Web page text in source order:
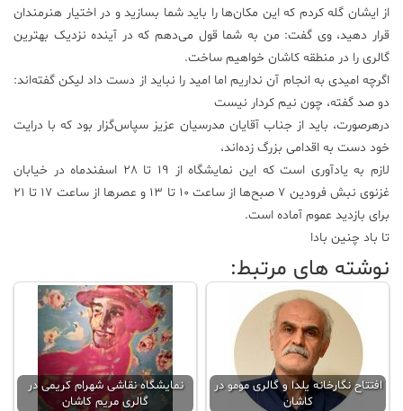
از ایشان گله کردم که این مکان‌ها را باید شما بسازید و در اختیار هنرمندان
قرار دهید، وی گفت: من به شما قول می‌دهم که در آینده نزدیک بهترین
گالری را در منطقه کاشان خواهیم ساخت.
اگرچه امیدی به انجام آن نداریم اما امید را نباید از دست داد لیکن گفته‌اند:
دو صد گفته، چون نیم کردار نیست
درهرصورت، باید از جناب آقایان مدرسیان عزیز سپاس‌گزار بود که با درایت
خود دست به اقدامی بزرگ زده‌اند،
لازم به یادآوری است که این نمایشگاه از ۱۹ تا ۲۸ اسفندماه در خیابان
غزنوی نبش فرودین ۷ صبح‌ها از ساعت ۱۰ تا ۱۳ و عصرها از ساعت ۱۷ تا ۲۱
برای بازدید عموم آماده است.
تا باد چنین بادا
نوشته های مرتبط:
افتتاح نگارخانه یلدا و گالری مومو در
کاشان
نمایشگاه نقاشی شهرام کریمی در
گالری مریم کاشان